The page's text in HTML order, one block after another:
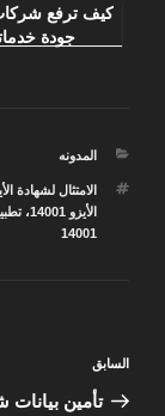
كيف ترفع
جودة
التصنيفات
المدونه
الوسوم
الامتثال لشهادة الأيزو
الأيزو 14001
،
14001
المقالات
المقالة
السابقة
السابق
تأمين بيانات